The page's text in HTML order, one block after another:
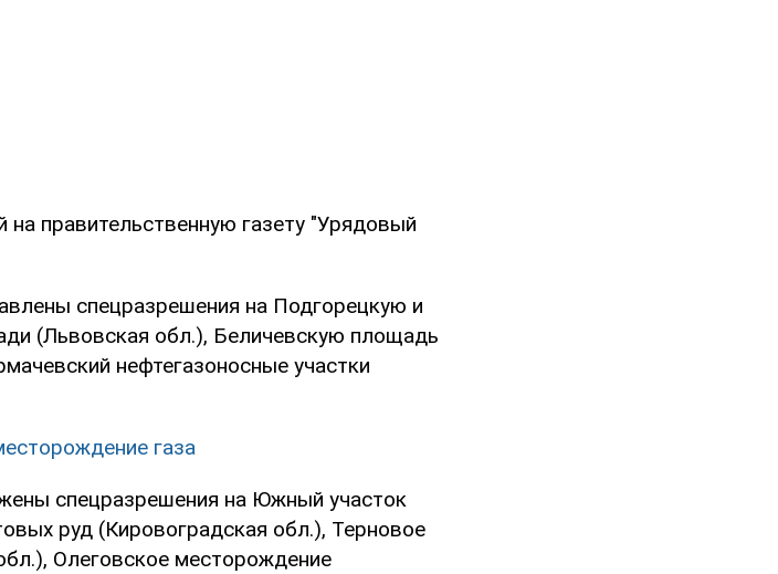
на правительственную газету "Урядовый
спецразрешения на Подгорецкую и
(Львовская обл.), Беличевскую площадь
нефтегазоносные участки
газа
спецразрешения на Южный участок
руд (Кировоградская обл.), Терновое
Олеговское месторождение